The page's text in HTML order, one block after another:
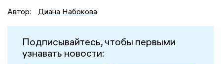
Автор:
Диана Набокова
Подписывайтесь, чтобы первыми
узнавать новости: